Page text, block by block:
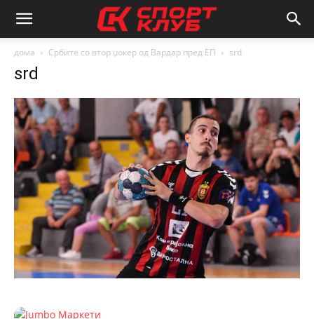
дома Србите со втор џокер од Вардар пред ЕП srd
srd